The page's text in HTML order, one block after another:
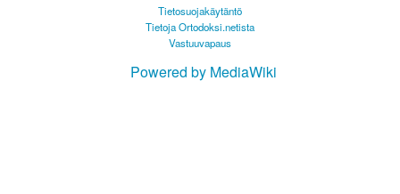
Tietosuojakäytäntö
Tietoja Ortodoksi.netista
Vastuuvapaus
Powered by MediaWiki